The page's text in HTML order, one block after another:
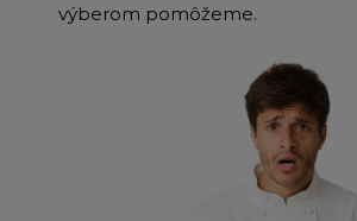
výberom pomôžeme.